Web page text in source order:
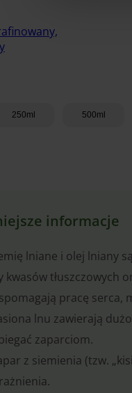
250ml 500ml
informacje
lniane i olej lniany
kwasów tłuszczowych
pracę serca,
lnu zawierają
zaparciom.
z siemienia (tzw.